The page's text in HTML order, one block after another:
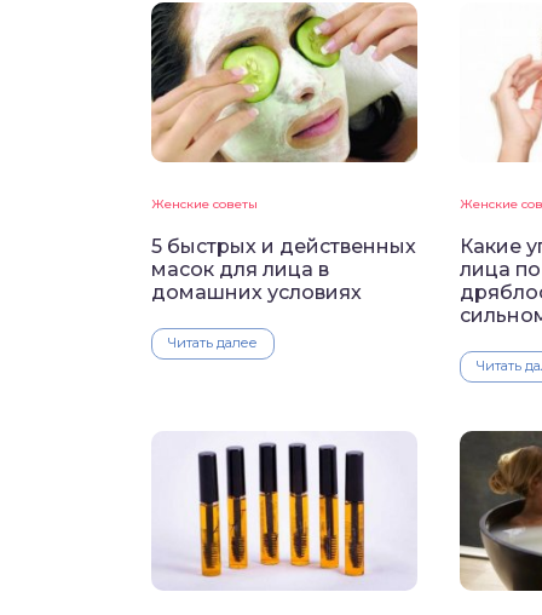
Женские советы
5 быстрых и действенных
масок для лица в
домашних условиях
Читать далее
Женские
Какие
лица
Читать